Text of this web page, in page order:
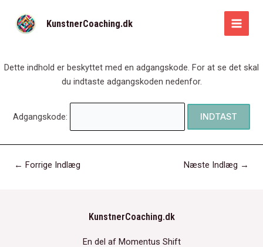
indholdet
KunstnerCoaching.dk
Dette indhold er beskyttet med en adgangskode. For at se det skal
du indtaste adgangskoden nedenfor.
Adgangskode:
Post← Forrige Indlæg Næste Indlæg →
KunstnerCoaching.dk
En del af Momentus Shift